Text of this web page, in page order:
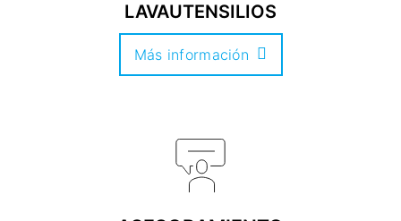
LAVAUTENSILIOS
Más información